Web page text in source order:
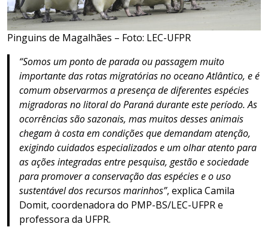
Pinguins de Magalhães – Foto: LEC-UFPR
“Somos um ponto de parada ou passagem muito
importante das rotas migratórias no oceano Atlântico, e é
comum observarmos a presença de diferentes espécies
migradoras no litoral do Paraná durante este período. As
ocorrências são sazonais, mas muitos desses animais
chegam à costa em condições que demandam atenção,
exigindo cuidados especializados e um olhar atento para
as ações integradas entre pesquisa, gestão e sociedade
para promover a conservação das espécies e o uso
sustentável dos recursos marinhos”, explica Camila
Domit, coordenadora do PMP-BS/LEC-UFPR e
professora da UFPR.